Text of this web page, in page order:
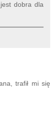
dobra dla
trafił mi się